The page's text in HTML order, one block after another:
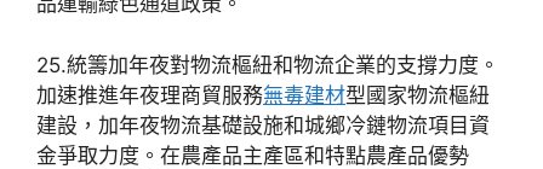
25.統籌加年夜對物流樞紐和物流企業的支撐力度。
加速推進年夜理商貿服務無毒建材型國家物流樞紐
建設，加年夜物流基礎設施和城鄉冷鏈物流項目資
金爭取力度。在農產品主產區和特點農產品優勢